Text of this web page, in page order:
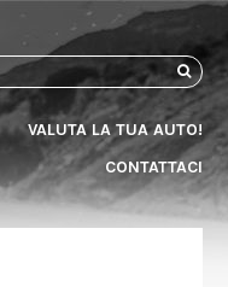
CERCA
VALUTA LA TUA AUTO!
CONTATTACI